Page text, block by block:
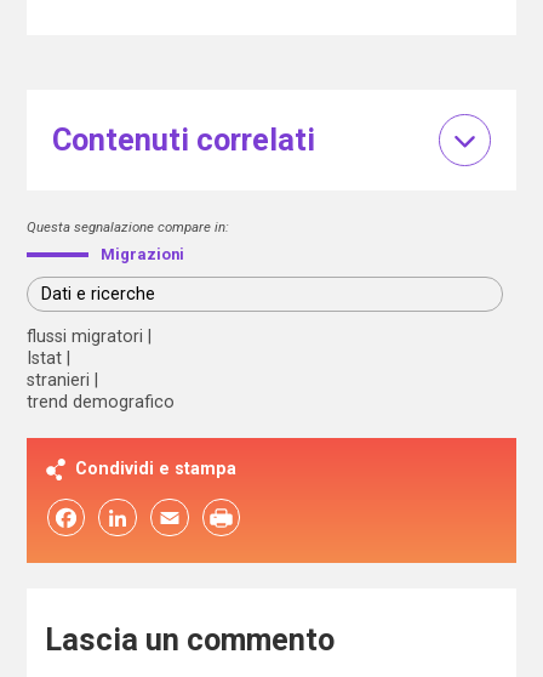
Contenuti correlati
Questa segnalazione compare in:
Migrazioni
Dati e ricerche
flussi migratori
Istat
stranieri
trend demografico
Condividi e stampa
FacebookLinkedIn Email
Lascia un commento